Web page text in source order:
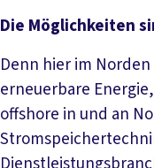
Die Möglichkeiten
Denn hier im
erneuerbare
offshore in und an